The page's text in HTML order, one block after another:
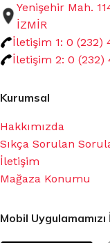
Yenişehir Mah.
İZMİR
İletişim 1: 0 (232)
İletişim 2: 0 (232)
Kurumsal
Hakkımızda
Sıkça Sorulan
İletişim
Mağaza Konumu
Mobil